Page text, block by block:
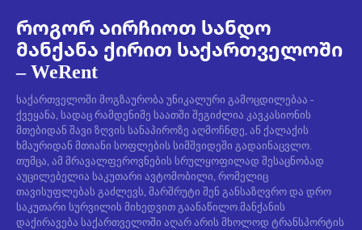
როგორ აირჩიოთ სანდო
მანქანა ქირით საქართველოში
– WeRent
საქართველოში მოგზაურობა უნიკალური გამოცდილებაა -
ქვეყანა, სადაც რამდენიმე საათში შეგიძლია კავკასიონის
მთებიდან შავი ზღვის სანაპიროზე აღმოჩნდე, ან ქალაქის
ხმაურიდან მთიანი სოფლების სიმშვიდეში გადაინაცვლო.
თუმცა, ამ მრავალფეროვნების სრულყოფილად შესაცნობად
აუცილებელია საკუთარი ავტომობილი, რომელიც
თავისუფლებას გაძლევს, მარშრუტი შენ განსაზღვრო და დრო
საკუთარი სურვილის მიხედვით გაანაწილო.მანქანის
დაქირავება საქართველოში აღარ არის მხოლოდ ტრანსპორტის